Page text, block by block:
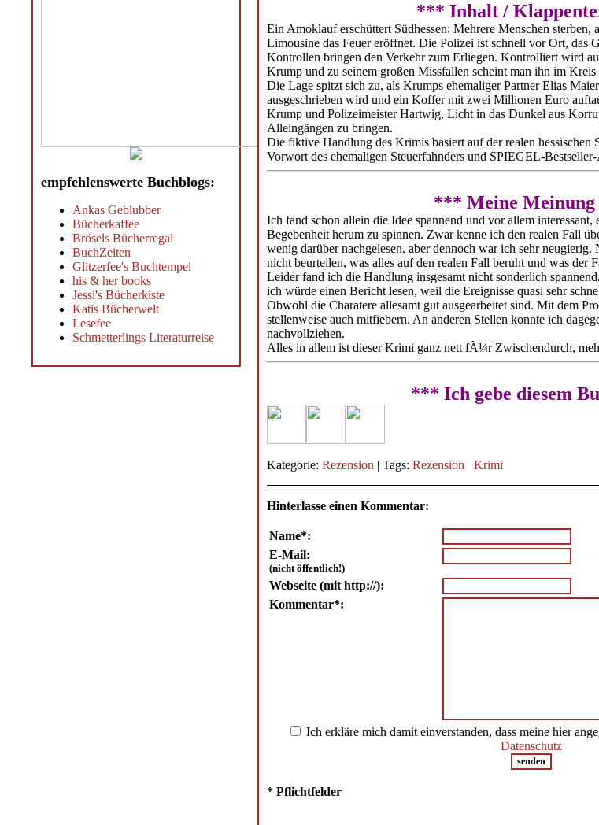
empfehlenswerte Buchblogs:
Ankas Geblubber
Bücherkaffee
Brösels Bücherregal
BuchZeiten
Glitzerfee's Buchtempel
his & her books
Jessi's Bücherkiste
Katis Bücherwelt
Lesefee
Schmetterlings Literaturreise
*** Inhalt /
Ein Amoklauf erschüttert Südhessen: Mehrere Menschen sterben,
Limousine das Feuer eröffnet. Die Polizei ist schnell vor Ort, das
Kontrollen bringen den Verkehr zum Erliegen. Kontrolliert wird
Krump und zu seinem großen Missfallen scheint man ihn im
Die Lage spitzt sich zu, als Krumps ehemaliger Partner Elias
ausgeschrieben wird und ein Koffer mit zwei Millionen Euro
Krump und Polizeimeister Hartwig, Licht in das Dunkel aus
Alleingängen zu bringen.
Die fiktive Handlung des Krimis basiert auf der realen hessischen
Vorwort des ehemaligen Steuerfahnders und SPIEGEL-
*** Meine
Ich fand schon allein die Idee spannend und vor allem
Begebenheit herum zu spinnen. Zwar kenne ich den realen Fall
wenig darüber nachgelesen, aber dennoch war ich sehr
nicht beurteilen, was alles auf den realen Fall beruht und was der
Leider fand ich die Handlung insgesamt nicht sonderlich
ich würde einen Bericht lesen, weil die Ereignisse quasi sehr
Obwohl die Charatere allesamt gut ausgearbeitet sind. Mit dem
stellenweise auch mitfiebern. An anderen Stellen konnte ich
nachvollziehen.
Alles in allem ist dieser Krimi ganz nett fÃ¼r Zwischendurch,
*** Ich gebe diesem
Kategorie: Rezension | Tags: Rezension Krimi
Hinterlasse einen Kommentar:
Name*:
E-Mail:
(nicht öffentlich!)
Webseite (mit http://):
Kommentar*:
Ich erkläre mich damit einverstanden, dass meine hier
Datenschutz
* Pflichtfelder